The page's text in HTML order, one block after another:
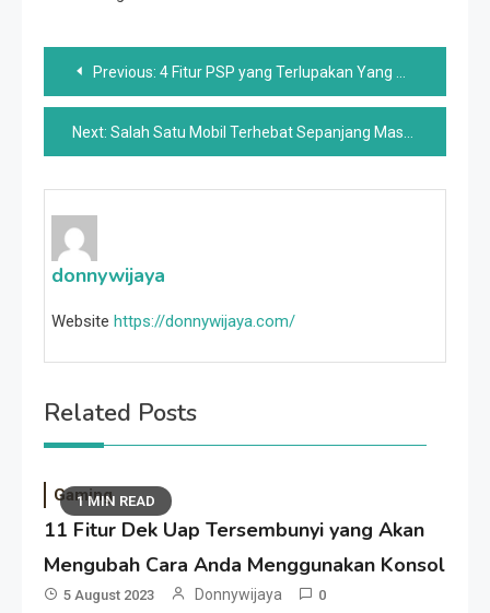
Post
navigation
Previous: 4 Fitur PSP yang Terlupakan Yang Murni Nostalgia
Next: Salah Satu Mobil Terhebat Sepanjang Masa Mendapat Mesinnya Dari Platform BMW Yang Sering Diabaikan Ini
donnywijaya
Website https://donnywijaya.com/
Related Posts
1 MIN READ
Gaming
11 Fitur Dek Uap Tersembunyi yang Akan
Mengubah Cara Anda Menggunakan Konsol
5 August 2023 Donnywijaya 0